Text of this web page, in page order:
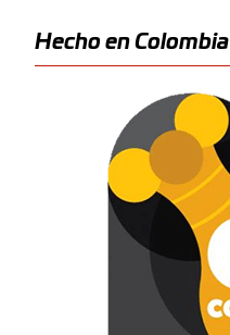
Hecho en Colombia